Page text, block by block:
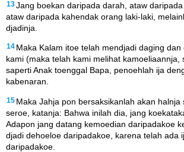
13Jang boekan daripada darah, ataw daripada
ataw daripada kahendak orang laki-laki,
djadinja.
14 Maka Kalam itoe telah mendjadi daging
kami (maka telah kami melihat kamoeliaannja,
saperti Anak toenggal Bapa, penoehlah ija
kabenaran.
15 Maka Jahja pon bersaksikanlah akan halnja
seroe, katanja: Bahwa inilah dia, jang
Adapon jang datang kemoedian daripadakoe
djadi dehoeloe daripadakoe, karena telah ada
daripadakoe.